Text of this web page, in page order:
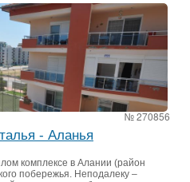
№ 270856
- Аланья
комплексе в Алании (район
побережья. Неподалеку –